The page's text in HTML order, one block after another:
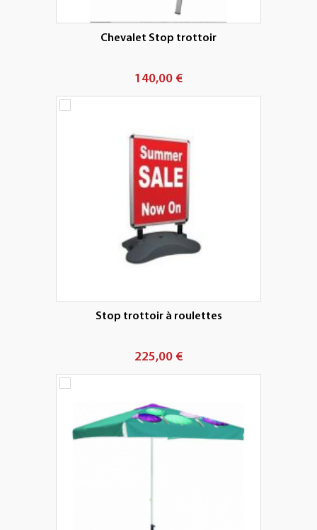
Chevalet Stop trottoir
140,00 €
Stop trottoir à roulettes
225,00 €